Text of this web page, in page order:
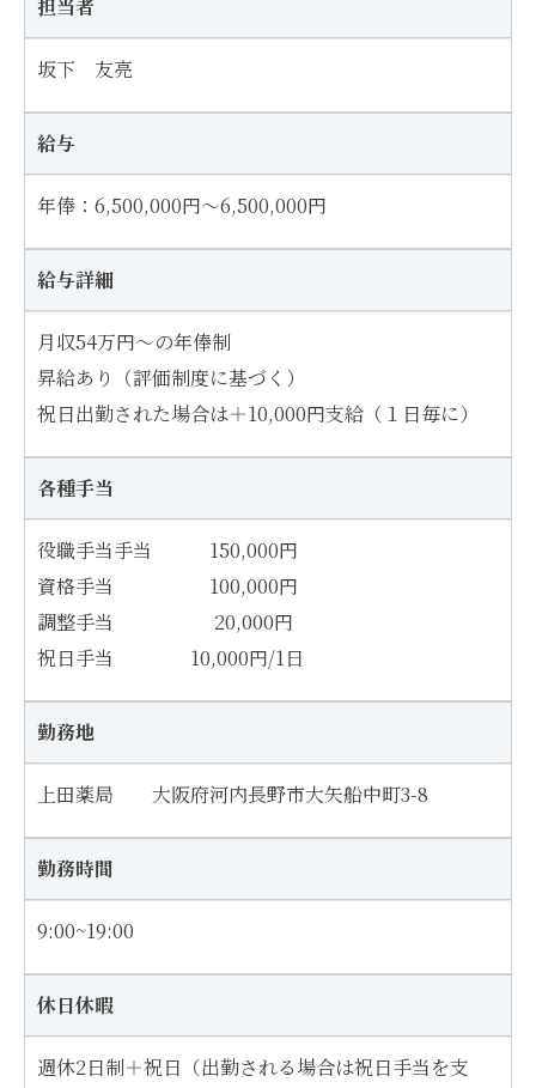
担当者
坂下 友亮
給与
年俸：6,500,000円～6,500,000円
給与詳細
月収54万円～の年俸制
昇給あり（評価制度に基づく）
祝日出勤された場合は＋10,000円支給（１日毎に）
各種手当
役職手当手当 150,000円
資格手当 100,000円
調整手当 20,000円
祝日手当 10,000円/1日
勤務地
上田薬局 大阪府河内長野市大矢船中町3-8
勤務時間
9:00~19:00
休日休暇
週休2日制＋祝日（出勤される場合は祝日手当を支